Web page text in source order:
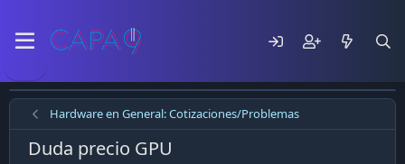
Hardware en General: Cotizaciones/Problemas
Duda precio GPU